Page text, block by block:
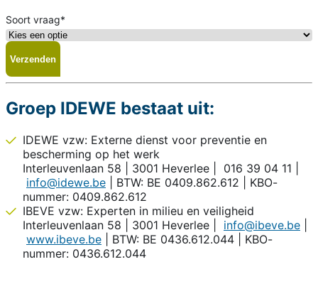
Soort vraag*
Groep IDEWE bestaat uit:
IDEWE vzw: Externe dienst voor preventie en
bescherming op het werk
Interleuvenlaan 58 | 3001 Heverlee | 016 39 04 11 |
info@idewe.be | BTW: BE 0409.862.612 | KBO-
nummer: 0409.862.612
IBEVE vzw: Experten in milieu en veiligheid
Interleuvenlaan 58 | 3001 Heverlee | info@ibeve.be
www.ibeve.be | BTW: BE 0436.612.044 | KBO-
nummer: 0436.612.044